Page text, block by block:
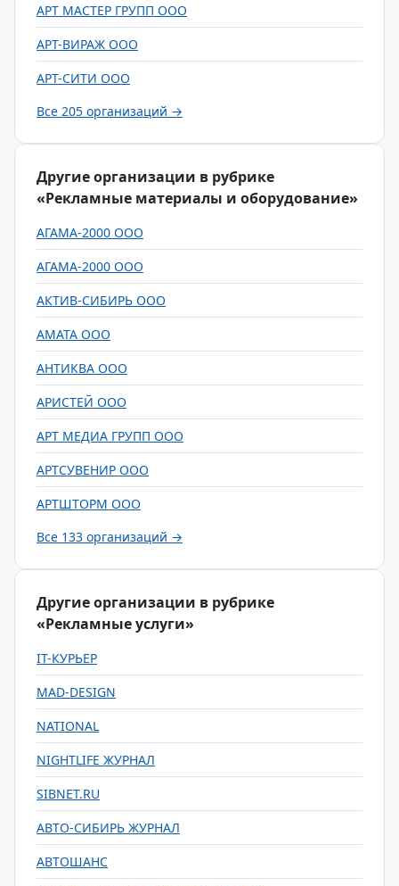
АРТ МАСТЕР ГРУПП ООО
АРТ-ВИРАЖ ООО
АРТ-СИТИ ООО
Все 205 организаций →
Другие организации в рубрике
«Рекламные материалы и оборудование»
АГАМА-2000 ООО
АГАМА-2000 ООО
АКТИВ-СИБИРЬ ООО
АМАТА ООО
АНТИКВА ООО
АРИСТЕЙ ООО
АРТ МЕДИА ГРУПП ООО
АРТСУВЕНИР ООО
АРТШТОРМ ООО
Все 133 организаций →
Другие организации в рубрике
«Рекламные услуги»
IT-КУРЬЕР
MAD-DESIGN
NATIONAL
NIGHTLIFE ЖУРНАЛ
SIBNET.RU
АВТО-СИБИРЬ ЖУРНАЛ
АВТОШАНС